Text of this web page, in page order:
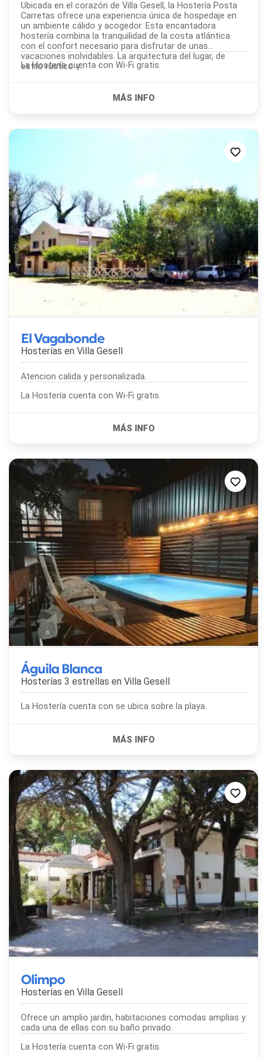
Ubicada en el corazón de Villa Gesell, la Hostería Posta
Carretas ofrece una experiencia única de hospedaje en
un ambiente cálido y acogedor. Esta encantadora
hostería combina la tranquilidad de la costa atlántica
con el confort necesario para disfrutar de unas
vacaciones inolvidables. La arquitectura del lugar, de
estilo rústico y...
La Hostería cuenta con Wi-Fi gratis.
El Vagabonde
Hosterías en Villa Gesell
Atencion calida y personalizada.
La Hostería cuenta con Wi-Fi gratis.
Águila Blanca
Hosterías 3 estrellas en Villa Gesell
La Hostería cuenta con se ubica sobre la playa.
Olimpo
Hosterías en Villa Gesell
Ofrece un amplio jardin, habitaciones comodas amplias y
cada una de ellas con su baño privado.
La Hostería cuenta con Wi-Fi gratis.